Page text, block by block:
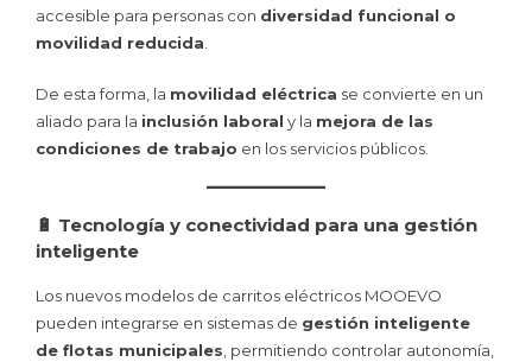
accesible para personas con diversidad funcional o
movilidad reducida.
De esta forma, la movilidad eléctrica se convierte en un
aliado para la inclusión laboral y la mejora de las
condiciones de trabajo en los servicios públicos.
🔋 Tecnología y conectividad para una gestión
inteligente
Los nuevos modelos de carritos eléctricos MOOEVO
pueden integrarse en sistemas de gestión inteligente
de flotas municipales , permitiendo controlar autonomía,